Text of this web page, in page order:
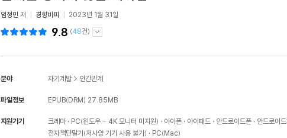
임정민 저 경향비피 2023년 1월 31일
9.8 (48건)
분야 자기계발> 인간관계
파일정보 EPUB(DRM) 27.85MB
지원기기 크레마 PC(윈도우 - 4K 모니터 미지원) 아이폰 아이패드 안드로이드폰
안드로이
전자책단말기(저사양 기기 사용 불가)
PC(Mac)